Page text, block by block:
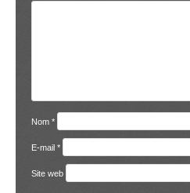
Nom *
E-mail *
Site web